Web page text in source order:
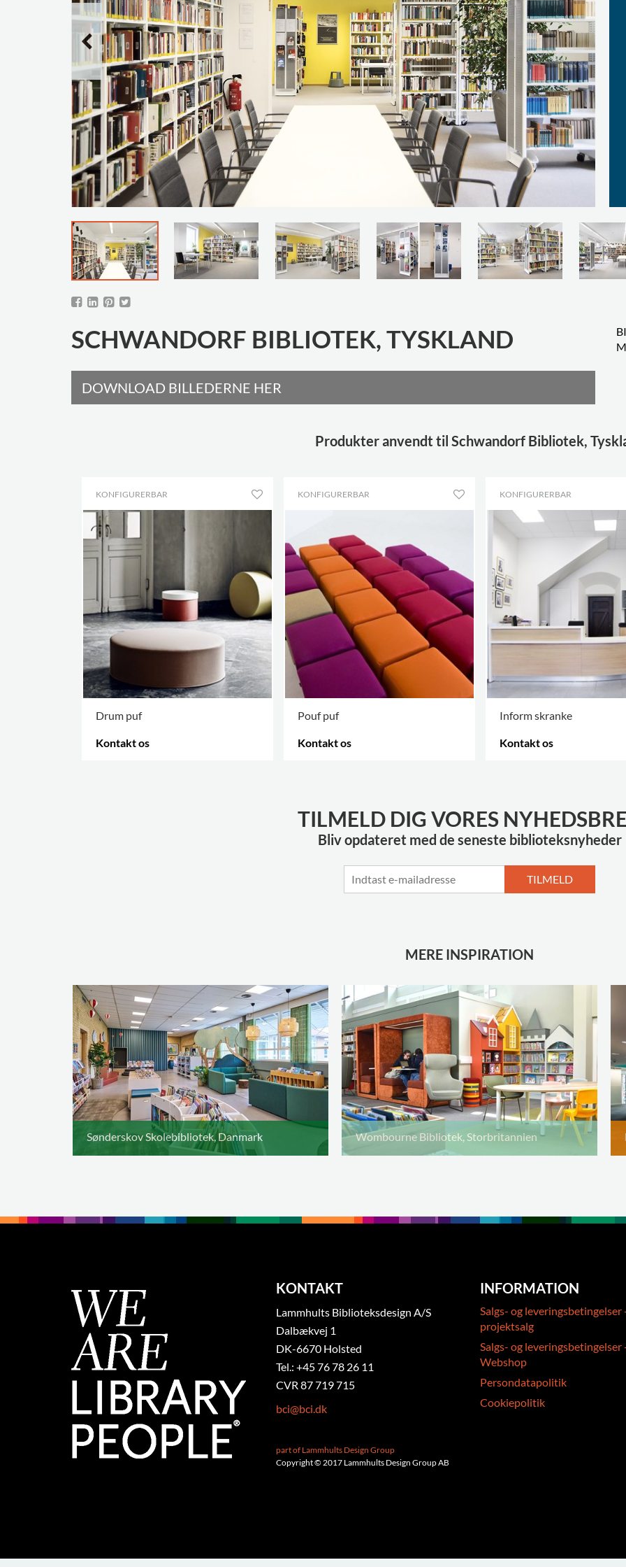
SCHWANDORF BIBLIOTEK, TYSKLAND
DOWNLOAD BILLEDERNE HER
Produkter anvendt til Schwandorf Bibliotek,
KONFIGURERBAR
Drum puf
Kontakt os
KONFIGURERBAR
Pouf puf
Kontakt os
KONFIGURERBAR
Inform skranke
Kontakt os
TILMELD DIG VORES
Bliv opdateret med de seneste biblioteksnyheder
TILMELD
MERE INSPIRATION
Sønderskov Skolebibliotek, Danmark Wombourne Bibliotek, Storbritannien
KONTAKT
Lammhults Biblioteksdesign A/S
Dalbækvej 1
DK-6670 Holsted
Tel.: +45 76 78 26 11
CVR 87 719 715
bci@bci.dk
part of Lammhults Design Group
Copyright © 2017 Lammhults Design Group AB
INFORMATION
Salgs- og leveringsbetingelser
projektsalg
Salgs- og leveringsbetingelser
Webshop
Persondatapolitik
Cookiepolitik